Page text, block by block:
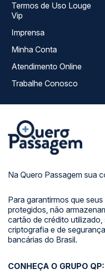
Na Quero Passagem sua
Para garantirmos que
protegidos, não
cartão de crédito
criptografia e de
bancárias do Brasil.
Termos de Uso Louge
Vip
Imprensa
Minha Conta
Atendimento Online
Trabalhe Conosco
CONHEÇA O GRUPO QP: